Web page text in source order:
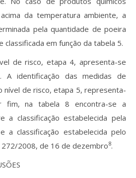
da temperatura ambiente, a
pela quantidade de poeira
classificada em função da tabela 5.
de risco, etapa 4, apresenta-se
A identificação das medidas de
nível de risco, etapa 5, representa-
fim, na tabela 8 encontra-se a
a classificação estabelecida pela
a classificação estabelecida pelo
2008, de 16 de dezembro8.